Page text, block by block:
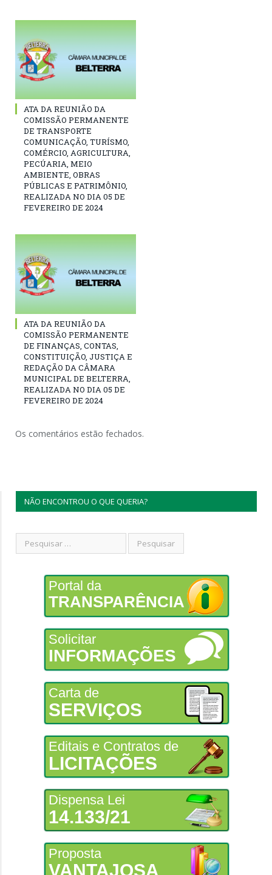
ATA DA REUNIÃO DA
COMISSÃO PERMANENTE
DE TRANSPORTE
COMUNICAÇÃO, TURÍSMO,
COMÉRCIO, AGRICULTURA,
PECÚARIA, MEIO
AMBIENTE, OBRAS
PÚBLICAS E PATRIMÔNIO,
REALIZADA NO DIA 05 DE
FEVEREIRO DE 2024
ATA DA REUNIÃO DA
COMISSÃO PERMANENTE
DE FINANÇAS, CONTAS,
CONSTITUIÇÃO, JUSTIÇA E
REDAÇÃO DA CÂMARA
MUNICIPAL DE BELTERRA,
REALIZADA NO DIA 05 DE
FEVEREIRO DE 2024
Os comentários estão fechados.
NÃO ENCONTROU O QUE QUERIA?
Portal da
TRANSPARÊNCIA
Solicitar
INFORMAÇÕES
Carta de
SERVIÇOS
Editais e Contratos de
LICITAÇÕES
Dispensa Lei
14.133/21
Proposta
VANTAJOSA